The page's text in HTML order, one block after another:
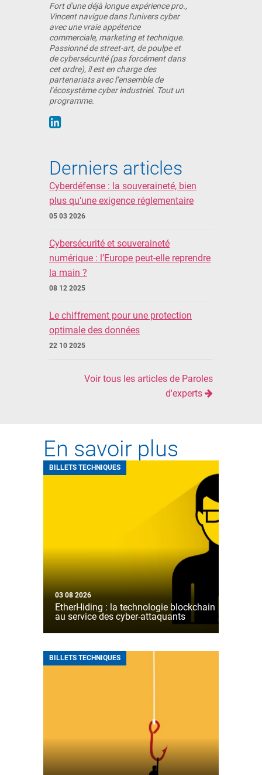
Fort d'une déjà longue expérience pro.,
Vincent navigue dans l'univers cyber
avec une vraie appétence
commerciale, marketing et technique.
Passionné de street-art, de poulpe et
de cybersécurité (pas forcément dans
cet ordre), il est en charge des
partenariats avec l’ensemble de
l’écosystème cyber industriel. Tout un
programme.
Derniers articles
Cyberdéfense : la souveraineté, bien
plus qu’une exigence réglementaire
05 03 2026
Cybersécurité et souveraineté
numérique : l’Europe peut-elle reprendre
la main ?
08 12 2025
Le chiffrement pour une protection
optimale des données
22 10 2025
Voir tous les articles de Paroles
d'experts
En savoir plus
BILLETS TECHNIQUES
03 08 2026
EtherHiding : la technologie blockchain
au service des cyber-attaquants
BILLETS TECHNIQUES